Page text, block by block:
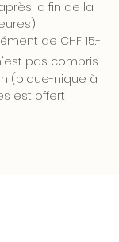
la fin de la
de CHF 15.-
pas compris
(pique-nique à
est offert